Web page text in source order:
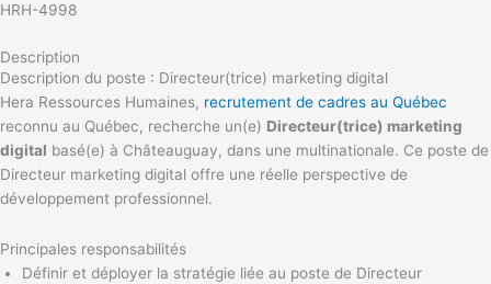
HRH-4998
Description
Description du poste : Directeur(trice) marketing digital
Hera Ressources Humaines, recrutement de cadres au Québec
reconnu au Québec, recherche un(e) Directeur(trice) marketing
digital basé(e) à Châteauguay, dans une multinationale. Ce poste de
Directeur marketing digital offre une réelle perspective de
développement professionnel.
Principales responsabilités
Définir et déployer la stratégie liée au poste de Directeur